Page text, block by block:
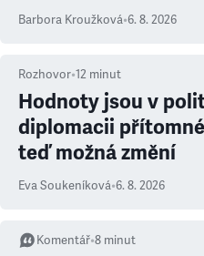
Barbora Kroužková•6. 8. 2026
Rozhovor•12 minut
Hodnoty jsou v
diplomacii
teď možná změní
Eva Soukeníková•6. 8. 2026
Komentář•8 minut